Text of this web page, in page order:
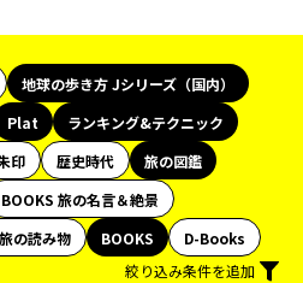
地球の歩き方 Jシリーズ（国内）
Plat
ランキング&テクニック
印 歴史時代
旅の図鑑
BOOKS 旅の名言＆絶景
の読み物 BOOKS
D-Books
絞り込み条件を追加